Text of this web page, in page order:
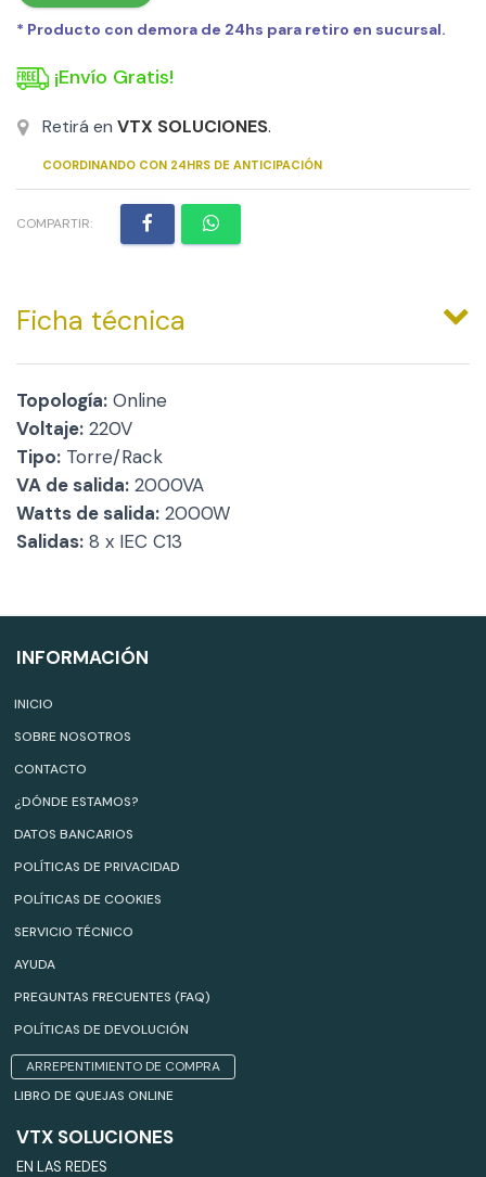
* Producto con demora de 24hs para retiro en sucursal.
¡Envío Gratis!
Retirá en VTX SOLUCIONES.
COORDINANDO CON 24HRS DE ANTICIPACIÓN
COMPARTIR:
Ficha técnica
Topología: Online
Voltaje: 220V
Tipo: Torre/Rack
VA de salida: 2000VA
Watts de salida: 2000W
Salidas: 8 x IEC C13
INFORMACIÓN
INICIO
SOBRE NOSOTROS
CONTACTO
¿DÓNDE ESTAMOS?
DATOS BANCARIOS
POLÍTICAS DE PRIVACIDAD
POLÍTICAS DE COOKIES
SERVICIO TÉCNICO
AYUDA
PREGUNTAS FRECUENTES (FAQ)
POLÍTICAS DE DEVOLUCIÓN
ARREPENTIMIENTO DE COMPRA
LIBRO DE QUEJAS ONLINE
VTX SOLUCIONES
EN LAS REDES